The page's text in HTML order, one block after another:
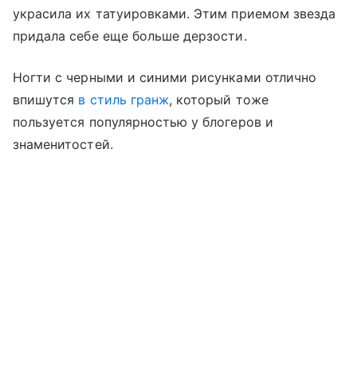
украсила их татуировками. Этим приемом звезда
придала себе еще больше дерзости.
Ногти с черными и синими рисунками отлично
впишутся в стиль гранж, который тоже
пользуется популярностью у блогеров и
знаменитостей.